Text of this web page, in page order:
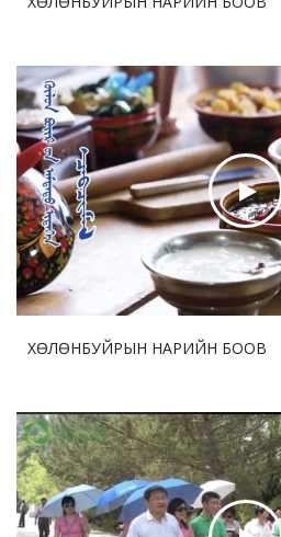
ислийн ялгаруулалт 17%-иар
2026-07-29 12:57:05 73
Бо Бао Жүгийн Соёл урлагийн
боллоо
2026-07-29 12:53:33 72
Ши Жиньпин Словакийн
хийв
ХӨЛӨНБУЙРЫН НАРИЙН БООВ